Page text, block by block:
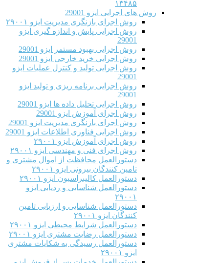
۱۳۴۸۵
روش های اجرایی ایزو 29001
روش اجرای بازنگری مدیریت ایزو ۲۹۰۰۱
روش اجرایی پایش و اندازه گیری ایزو
29001
روش اجرایی بهبود مستمر ایزو 29001
روش اجرایی خرید خارجی ایزو 29001
روش اجرایی تولید و کنترل عملیات ایزو
29001
روش اجرایی برنامه ریزی و تولید ایزو
29001
روش اجرایی تحلیل داده ها ایزو 29001
روش اجرای آموزش ایزو 29001
روش اجرای بازنگری مدیریت ایزو 29001
روش اجرایی فناوری اطلاعات ایزو 29001
روش اجرای آموزش ایزو ۲۹۰۰۱
روش اجرای فنی و مهندسی ایزو ۲۹۰۰۱
دستورالعمل محافظت از اموال مشتری و
تامین کنندگان بیرونی ایزو ۲۹۰۰۱
دستورالعمل کالیبراسیون ایزو ۲۹۰۰۱
دستورالعمل شناسایی و ردیابی ایزو
۲۹۰۰۱
دستورالعمل شناسایی و ارزیابی تامین
کنندگان ایزو ۲۹۰۰۱
دستورالعمل شرایط محیطی ایزو ۲۹۰۰۱
دستورالعمل رضایت مشتری ایزو ۲۹۰۰۱
دستورالعمل رسیدگی به شکایات مشتری
ایزو ۲۹۰۰۱